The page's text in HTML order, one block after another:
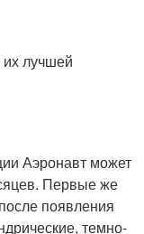
их лучшей
Аэронавт может
Первые же
появления
темно-